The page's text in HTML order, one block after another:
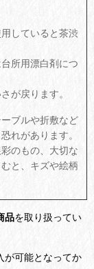
していると茶渋
所用漂白剤につ
が戻ります。
ブルや折敷など
れがあります。
のもの、大切な
と、キズや絵柄
品を取り扱ってい
が可能となってか